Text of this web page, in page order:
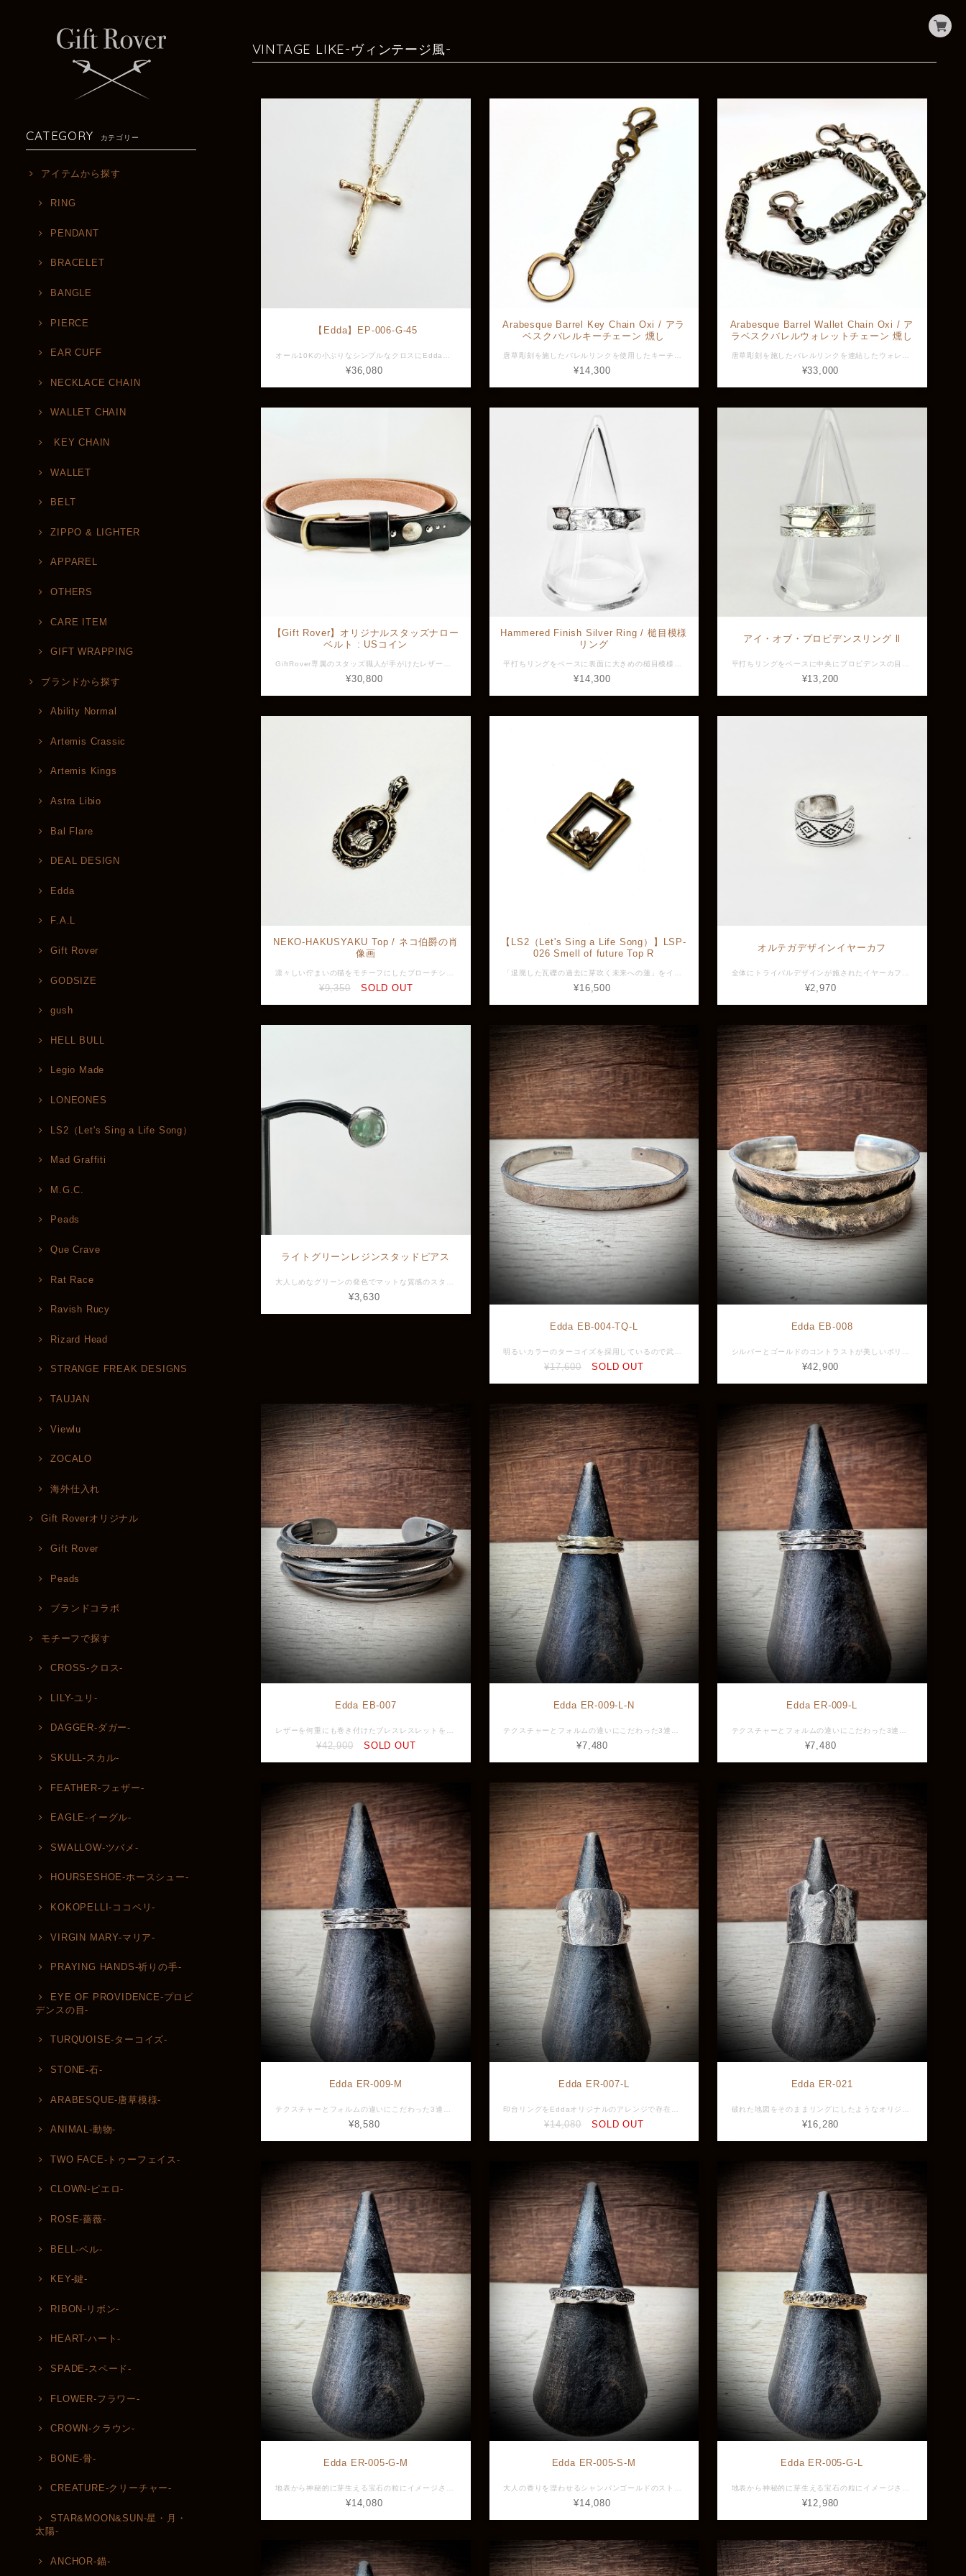
CATEGORY カテゴリー
アイテムから探す
RING
PENDANT
BRACELET
BANGLE
PIERCE
EAR CUFF
NECKLACE CHAIN
WALLET CHAIN
KEY CHAIN
WALLET
BELT
ZIPPO & LIGHTER
APPAREL
OTHERS
CARE ITEM
GIFT WRAPPING
ブランドから探す
Ability Normal
Artemis Crassic
Artemis Kings
Astra Libio
Bal Flare
DEAL DESIGN
Edda
F.A.L
Gift Rover
GODSIZE
gush
HELL BULL
Legio Made
LONEONES
LS2（Let's Sing a Life Song）
Mad Graffiti
M.G.C.
Peads
Que Crave
Rat Race
Ravish Rucy
Rizard Head
STRANGE FREAK DESIGNS
TAUJAN
Viewlu
ZOCALO
海外仕入れ
Gift Roverオリジナル
Gift Rover
Peads
ブランドコラボ
モチーフで探す
CROSS-クロス-
LILY-ユリ-
DAGGER-ダガー-
SKULL-スカル-
FEATHER-フェザー-
EAGLE-イーグル-
SWALLOW-ツバメ-
HOURSESHOE-ホースシュー-
KOKOPELLI-ココペリ-
VIRGIN MARY-マリア-
PRAYING HANDS-祈りの手-
EYE OF PROVIDENCE-プロビ
デンスの目-
TURQUOISE-ターコイズ-
STONE-石-
ARABESQUE-唐草模様-
ANIMAL-動物-
TWO FACE-トゥーフェイス-
CLOWN-ピエロ-
ROSE-薔薇-
BELL-ベル-
KEY-鍵-
RIBON-リボン-
HEART-ハート-
SPADE-スペード-
FLOWER-フラワー-
CROWN-クラウン-
BONE-骨-
CREATURE-クリーチャー-
STAR&MOON&SUN-星・月・
太陽-
ANCHOR-錨-
VINTAGE LIKE-ヴィンテージ風-
【Edda】EP-006-G-45
¥36,080
Arabesque Barrel Key Chain Oxi / アラ
ベスクバレルキーチェーン 燻し
¥14,300
Arabesque Barrel Wallet Chain Oxi / ア
ラベスクバレルウォレットチェーン 燻し
¥33,000
【Gift Rover】オリジナルスタッズナロー
ベルト : USコイン
GiftRover専属のスタッズ職人が手がけたレザーベルト。 剣先に付いているのはアメリカ貨幣をコンチョに加工したものになります。 余計な装飾をしない大人な雰囲気が漂うベルト。 コインは数種類ある中からランダムで選択して製作するため絵柄は選べませんがご了承ください。 また店頭展示品はご購入後にベルトの穴を開けるため着用画像は雰囲気としてお確かめください。また長さ指定承ります。 素材：牛革、真鍮、アメリカ貨幣 全長：約135cm ベルト幅：約28.8mm 厚み：約3.6mm 重量：約163.7g ※画像と実物で色具合が異なって見える場合がございますがご了承ください。 ※店頭展示品のため販売済みの場合はキャンセルとなりますがご了承ください。 ※ラッピングをご希望の方はラッピング欄からBOXをお選びください。 CHA-GR-BELT1
¥30,800
Hammered Finish Silver Ring / 槌目模様
リング
平打ちリングをベースに表面に大きめの槌目模様、外周面にザラザラの加工が施されているリング。 両サイドのエンドの犬の足跡のデザインがチャームポイント。 ヴィンテージ感漂う作りにのリングには珍しい白仕上げが特徴です。 店頭展示品は15号ですがリング自体フリーサイズのため前後5号であれば調整可能ですのでサイズ変更をご希望の場合はご相談ください。 素材：Silver925 全長：約5.5mm 最大幅：約2.7mm 重量：約6.7g ※画像と実物で色具合が異なって見える場合がございますがご了承ください。 ※店頭展示品のため販売済みの場合はキャンセルとなりますがご了承ください。 ※ラッピングをご希望の方はラッピング欄からBOXをお選びください。 GVRG282
¥14,300
アイ・オブ・プロビデンスリング ll
平打ちリングをベースに中央にプロビデンスの目、全体にヴィンテージ感漂う細かな打痕がデザインされているリング。 アメカジ好きや古着好きな方々が求めているような渋い一品。 素材：Silver925、真鍮 縦幅：約7.1mm 最大幅：約2.1mm 重量：約6.0g ※画像と実物で色具合が異なって見える場合がございますがご了承ください。 ※店頭展示品のため販売済みの場合はキャンセルとなりますがご了承ください。 ※ラッピングをご希望の方はラッピング欄からBOXをお選びください。 GVRG182
¥13,200
NEKO-HAKUSYAKU Top / ネコ伯爵の肖
像画
¥9,350 SOLD OUT
【LS2（Let's Sing a Life Song）】LSP-
026 Smell of future Top R
¥16,500
オルテガデザインイヤーカフ
¥2,970
ライトグリーンレジンスタッドピアス
¥3,630
Edda EB-004-TQ-L
¥17,600 SOLD OUT
Edda EB-008
¥42,900
Edda EB-007
¥42,900 SOLD OUT
Edda ER-009-L-N
¥7,480
Edda ER-009-L
¥7,480
Edda ER-009-M
¥8,580
Edda ER-007-L
¥14,080 SOLD OUT
Edda ER-021
¥16,280
Edda ER-005-G-M
¥14,080
Edda ER-005-S-M
¥14,080
Edda ER-005-G-L
¥12,980